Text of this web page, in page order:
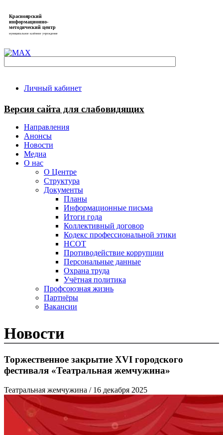
Красноярский
информационно-
методический центр
муниципальное казённое учреждение
Личный кабинет
Версия сайта для слабовидящих
Направления
Анонсы
Новости
Медиа
О нас
О Центре
Структура
Документы
Планы
Информационные письма
Итоги года
Коллективный договор
Кодекс профессиональной этики
НСОТ
Противодействие коррупции
Персональные данные
Охрана труда
Учётная политика
Профсоюзная жизнь
Партнёры
Вакансии
Новости
Торжественное закрытие XVI городского
фестиваля «Театральная жемчужина»
Театральная жемчужина / 16 декабря 2025